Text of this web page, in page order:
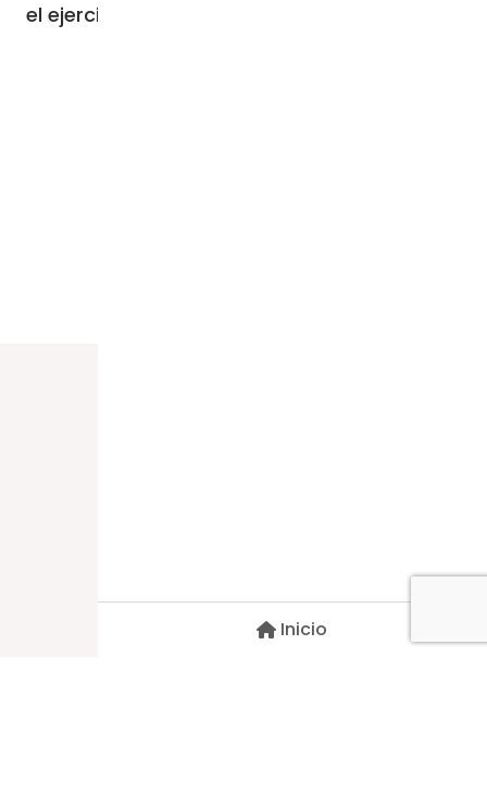
el ejercicio del poder”.
Inicio